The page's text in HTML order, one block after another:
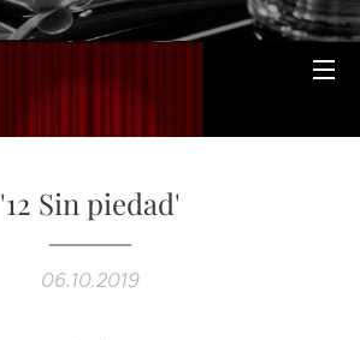
'12 Sin piedad'
06.10.2019